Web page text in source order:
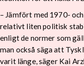
– Jämfört med 1970-
relativt liten politisk
enligt de normer som
man också säga att
varit länge, säger Kai